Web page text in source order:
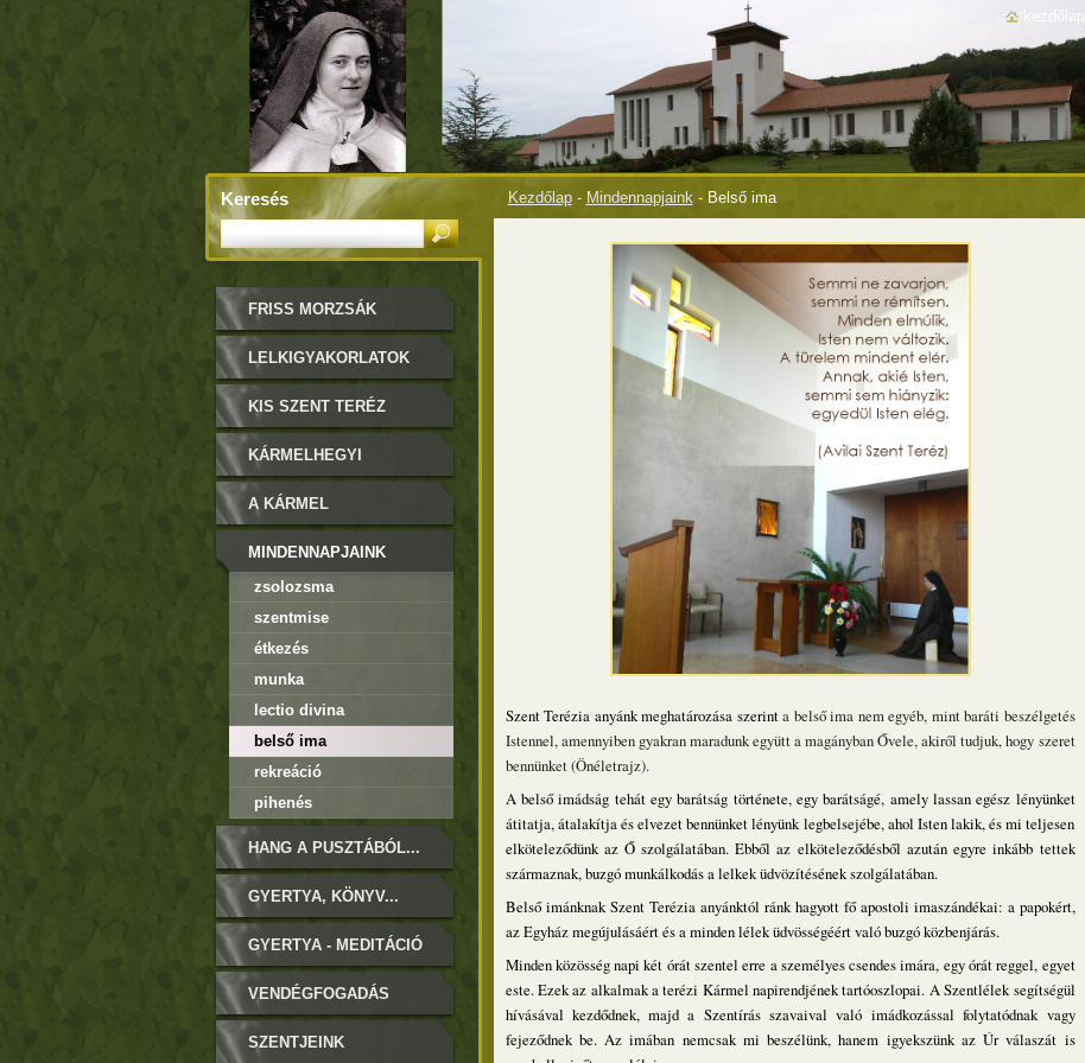
Kezdőlap - Mindennapjaink - Belső ima
Szent Terézia anyánk meghatározása szerinta belső ima nem egyéb, mint baráti beszélgetés
Istennel, amennyiben gyakran maradunk együtt a magányban Ővele, akiről tudjuk, hogy szeret
bennünket (Önéletrajz).
A belső imádság tehát egy barátság története, egy barátságé, amely lassan egész lényünket
átitatja, átalakítja és elvezet bennünket lényünk legbelsejébe, ahol Isten lakik, és mi teljesen
elköteleződünk az Ő szolgálatában. Ebből az elköteleződésből azután egyre inkább tettek
származnak, buzgó munkálkodás a lelkek üdvözítésének szolgálatában.
Belső imánknak Szent Terézia anyánktól ránk hagyott fő apostoli imaszándékai: a papokért,
az Egyház megújulásáért és a minden lélek üdvösségéért való buzgó közbenjárás.
Minden közösség napi két órát szentel erre a személyes csendes imára, egy órát reggel, egyet
este. Ezek az alkalmak a terézi Kármel napirendjének tartóoszlopai. A Szentlélek segítségül
hívásával kezdődnek, majd a Szentírás szavaival való imádkozással folytatódnak vagy
fejeződnek be. Az imában nemcsak mi beszélünk, hanem igyekszünk az Úr válaszát is
FRISS MORZSÁK
LELKIGYAKORLATOK
KIS SZENT TERÉZ
KÁRMELHEGYI
BOLDOGASSZONY
A KÁRMEL
MINDENNAPJAINK
zsolozsma
szentmise
étkezés
munka
lectio divina
belső ima
rekreáció
pihenés
HANG A PUSZTÁBÓL...
GYERTYA, KÖNYV...
GYERTYA - MEDITÁCIÓ
VENDÉGFOGADÁS
SZENTJEINK
Keresés
kezdőlap